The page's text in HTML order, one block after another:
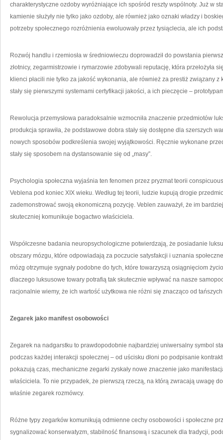
charakterystyczne ozdoby wyróżniające ich spośród reszty wspólnoty. Już w
kamienie służyły nie tylko jako ozdoby, ale również jako oznaki władzy i
potrzeby społecznego rozróżnienia ewoluowały przez tysiąclecia, ale ich
Rozwój handlu i rzemiosła w średniowieczu doprowadził do powstania
złotnicy, zegarmistrzowie i rymarzowie zdobywali reputację, która przełożyła
klienci płacili nie tylko za jakość wykonania, ale również za prestiż związany
stały się pierwszymi systemami certyfikacji jakości, a ich pieczęcie –
Rewolucja przemysłowa paradoksalnie wzmocniła znaczenie przedmiotów
produkcja sprawiła, że podstawowe dobra stały się dostępne dla szerszych
nowych sposobów podkreślenia swojej wyjątkowości. Ręcznie wykonane
stały się sposobem na dystansowanie się od „masy”.
Psychologia społeczna wyjaśnia ten fenomen przez pryzmat teorii
Veblena pod koniec XIX wieku. Według tej teorii, ludzie kupują drogie
zademonstrować swoją ekonomiczną pozycję. Veblen zauważył, że im
skuteczniej komunikuje bogactwo właściciela.
Współczesne badania neuropsychologiczne potwierdzają, że posiadanie
obszary mózgu, które odpowiadają za poczucie satysfakcji i uznania
mózg otrzymuje sygnały podobne do tych, które towarzyszą osiągnięciom
dlaczego luksusowe towary potrafią tak skutecznie wpływać na nasze
racjonalnie wiemy, że ich wartość użytkowa nie różni się znacząco od
Zegarek jako manifest osobowości
Zegarek na nadgarstku to prawdopodobnie najbardziej uniwersalny symbol
podczas każdej interakcji społecznej – od uścisku dłoni po podpisanie
pokazują czas, mechaniczne zegarki zyskały nowe znaczenie jako
właściciela. To nie przypadek, że pierwszą rzeczą, na którą zwracają uwagę
właśnie zegarek rozmówcy.
Różne typy zegarków komunikują odmienne cechy osobowości i społeczne
sygnalizować konserwatyzm, stabilność finansową i szacunek dla tradycji,